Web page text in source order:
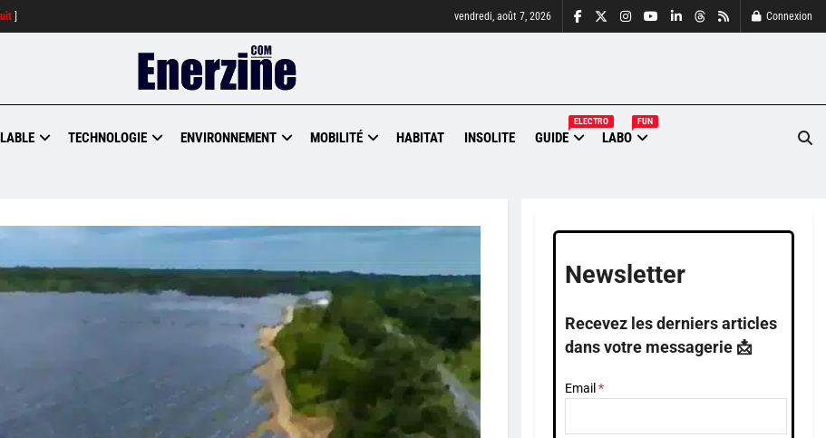
vendredi, août 7, 2026 Connexion
TECHNOLOGIE ENVIRONNEMENT MOBILITÉ HABITAT INSOLITE GUIDE
ELECTRO
LABO
FUN
Newsletter
Recevez les derniers articles
dans votre messagerie 📩
Email